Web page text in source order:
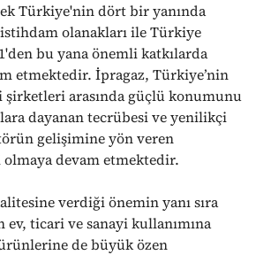
Türkiye'nin dört bir yanında
olanakları ile Türkiye
bu yana önemli katkılarda
etmektedir. İpragaz, Türkiye’nin
şirketleri arasında güçlü konumunu
dayanan tecrübesi ve yenilikçi
gelişimine yön veren
devam etmektedir.
verdiği önemin yanı sıra
ev, ticari ve sanayi kullanımına
de büyük özen